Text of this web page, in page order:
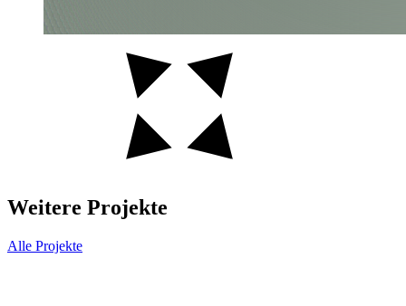
Weitere Projekte
Alle Projekte